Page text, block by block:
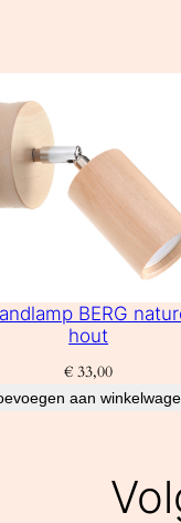
BERG
hout
€ 33,00
aan